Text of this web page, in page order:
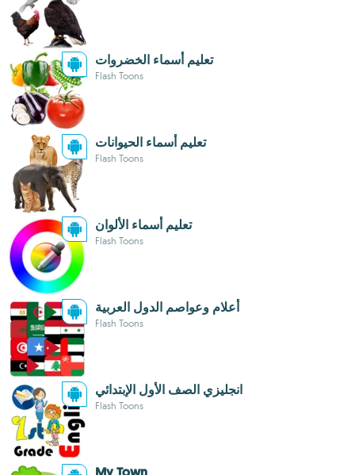
تعليم أسماء الخضروات
Flash Toons
تعليم أسماء الحيوانات
Flash Toons
تعليم أسماء الألوان
Flash Toons
أعلام وعواصم الدول العربية
Flash Toons
انجليزي الصف الأول الإبتدائي
Flash Toons